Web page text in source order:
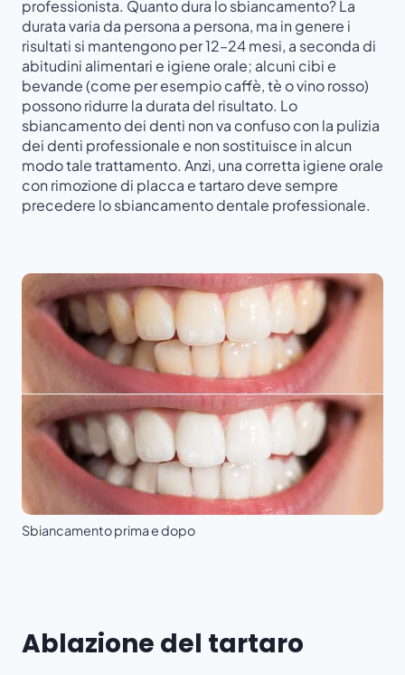
professionista. Quanto dura lo sbiancamento? La
durata varia da persona a persona, ma in genere i
risultati si mantengono per 12–24 mesi, a seconda di
abitudini alimentari e igiene orale; alcuni cibi e
bevande (come per esempio caffè, tè o vino rosso)
possono ridurre la durata del risultato. Lo
sbiancamento dei denti non va confuso con la pulizia
dei denti professionale e non sostituisce in alcun
modo tale trattamento. Anzi, una corretta igiene orale
con rimozione di placca e tartaro deve sempre
precedere lo sbiancamento dentale professionale.
Sbiancamento prima e dopo
Ablazione del tartaro